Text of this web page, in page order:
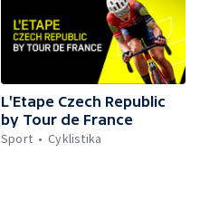
L'Etape Czech Republic
by Tour de France
Sport
Cyklistika